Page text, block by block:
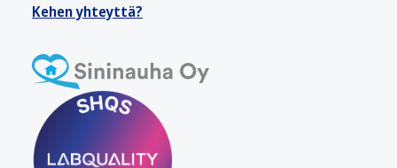
Kehen yhteyttä?